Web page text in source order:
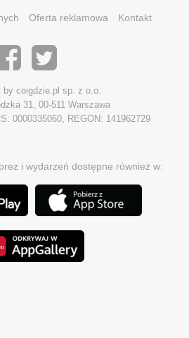
Oferta reklamowa Kontakt
by coigdzie.pl sp. z o.o.
31, 00-511 Warszawa
0000335060, REGON: 141962729
i wydarzeń dostępne również w: